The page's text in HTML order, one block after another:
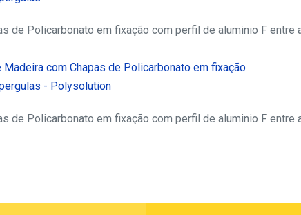
de Policarbonato em fixação com perfil de aluminio F entre
de Policarbonato em fixação com perfil de aluminio F entre